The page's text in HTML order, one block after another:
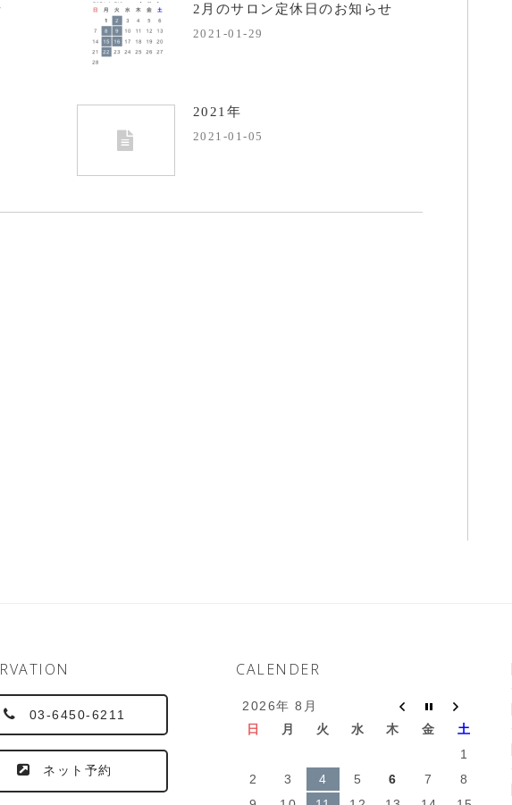
2月のサロン定休日のお知らせ
2021-01-29
2021年
2021-01-05
03-6450-6211
ネット予約
CALENDER
2026年 8月
日
月 火 水 木 金
土
1
2
3 4 5 6 7
8